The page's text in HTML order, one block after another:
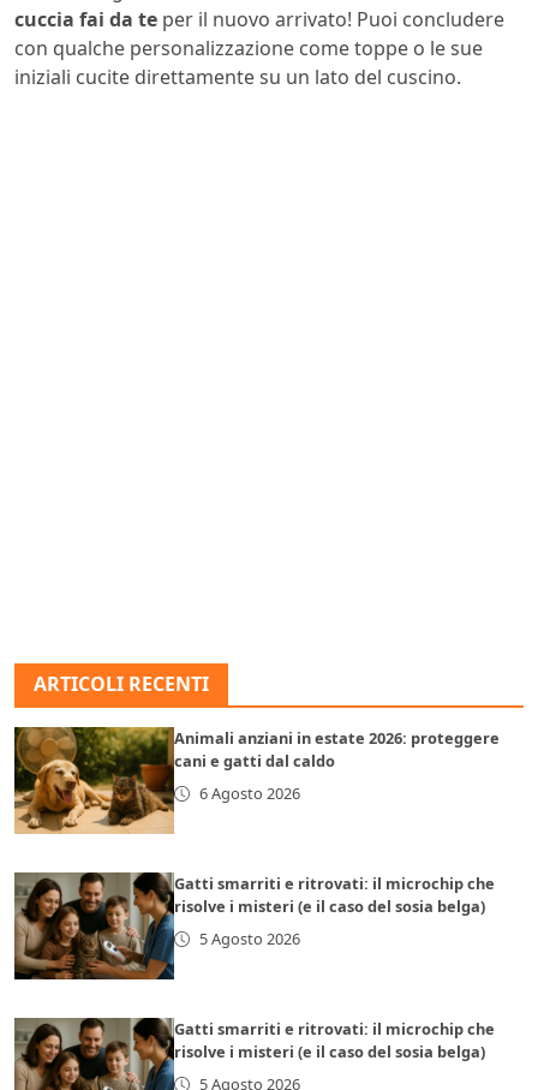
cuccia fai da te per il nuovo arrivato! Puoi concludere
con qualche personalizzazione come toppe o le sue
iniziali cucite direttamente su un lato del cuscino.
ARTICOLI RECENTI
Animali anziani in estate 2026: proteggere
cani e gatti dal caldo
6 Agosto 2026
Gatti smarriti e ritrovati: il microchip che
risolve i misteri (e il caso del sosia belga)
5 Agosto 2026
Gatti smarriti e ritrovati: il microchip che
risolve i misteri (e il caso del sosia belga)
5 Agosto 2026